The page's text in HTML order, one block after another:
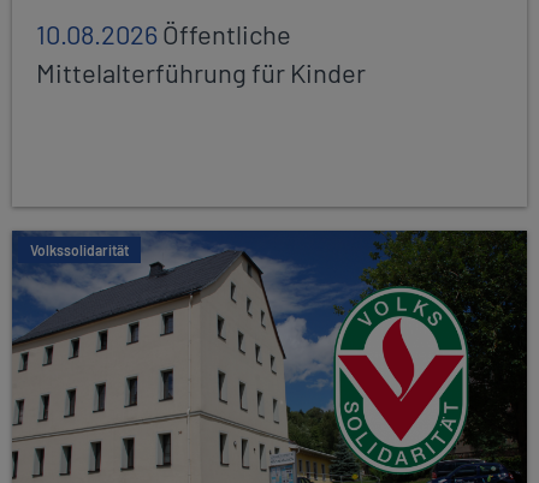
10.08.2026Öffentliche
Mittelalterführung für Kinder
Volkssolidarität